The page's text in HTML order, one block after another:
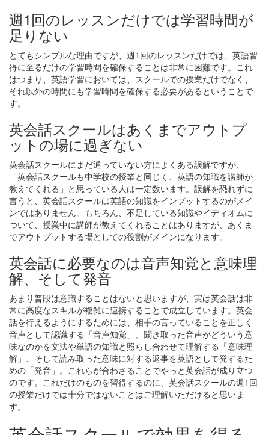
週1回のレッスンだけでは学習時間が
足りない
とてもシンプルな理由ですが、週1回のレッスンだけでは、英語習
得に至るだけの学習時間を確保することは非常に困難です。これ
はつまり、英語学習においては、スクールでの授業だけでなく、
それ以外の時間にも学習時間を確保する必要があるということで
す。
英会話スクールはあくまでアウトプ
ットの場に過ぎない
英会話スクールにまだ通っていない方によくある誤解ですが、
「英会話スクールも中学校の授業と同じく、英語の知識を講師が
教えてくれる」と思っている人は一定数います。誤解を恐れずに
言うと、英会話スクールは英語の知識をインプットするのがメイ
ンではありません。もちろん、不足している知識やイディオムに
ついて、授業中に講師が教えてくれることはありますが、あくま
でアウトプットする場としての役割がメインになります。
英会話に必要なのは音声知覚と意味理
解、そして発音
あまり普段は意識することはないと思いますが、実は英会話は非
常に高度なスキルが複雑に連携することで成立しています。英会
話を行えるようにするためには、相手の言っていることを正しく
音声として認識する「音声知覚」、聞き取った音声がどういう意
味なのかを文法や単語の知識と照らし合わせて理解する「意味理
解」、そして読み取った意味に対する返事を英語として発するた
めの「発音」。これらが合わさることでやっと英会話が成り立つ
のです。これだけのものを習得するのに、英会話スクールの週1回
の授業だけでは十分ではないことはご理解いただけると思いま
す。